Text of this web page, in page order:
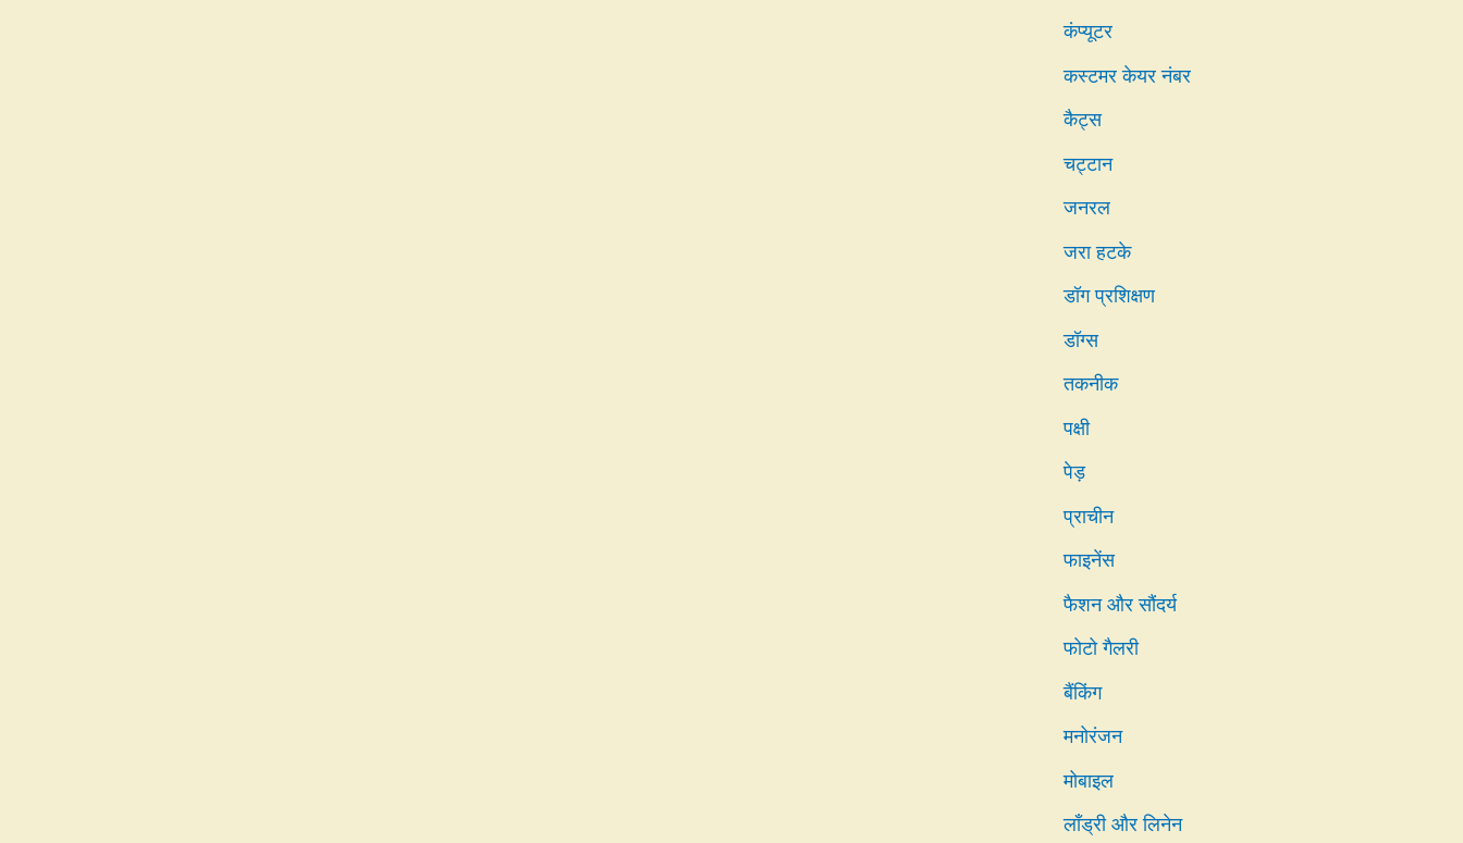
कंप्यूटर
कस्टमर केयर नंबर
कैट्स
चट्टान
जनरल
जरा हटके
डॉग प्रशिक्षण
डॉग्स
तकनीक
पक्षी
पेड़
प्राचीन
फाइनेंस
फैशन और सौंदर्य
फोटो गैलरी
बैंकिंग
मनोरंजन
मोबाइल
लाँड्री और लिनेन